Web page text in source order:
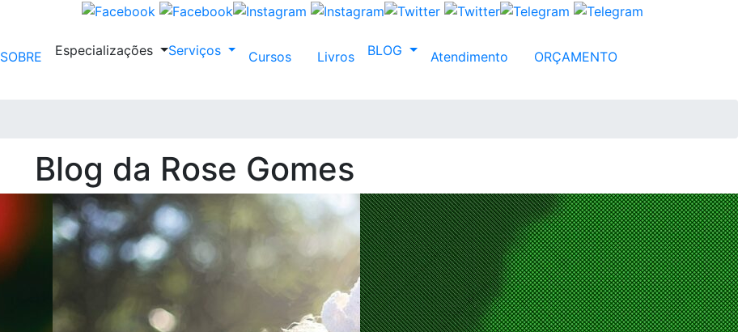
SOBRE Especializações Serviços Cursos Livros BLOG Atendimento ORÇAMENTO
Blog da Rose Gomes